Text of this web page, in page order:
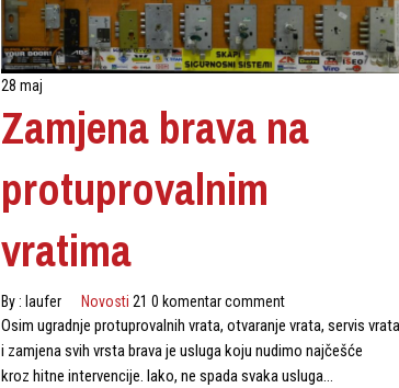
28 maj
Zamjena brava na
protuprovalnim
vratima
By : laufer Novosti 21 0 komentar comment
Osim ugradnje protuprovalnih vrata, otvaranje vrata, servis vrata
i zamjena svih vrsta brava je usluga koju nudimo najčešće
kroz hitne intervencije. Iako, ne spada svaka usluga…